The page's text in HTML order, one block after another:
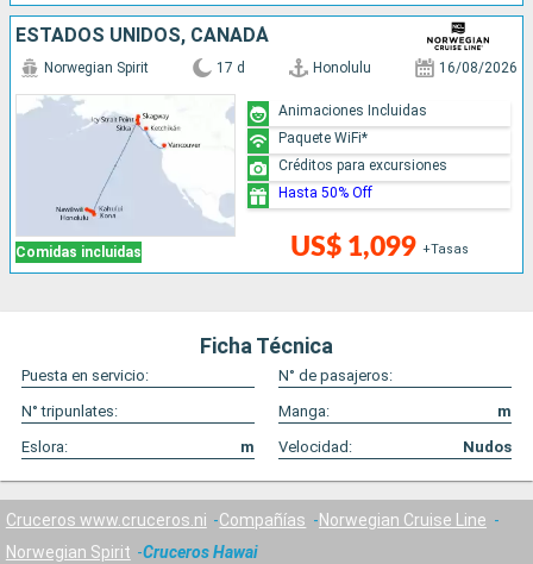
ESTADOS UNIDOS, CANADÁ
Comidas incluidas
Norwegian Spirit 17 d Honolulu 16/08/2026
US$ 1,099 +Tasas
Animaciones Incluidas
Paquete WiFi*
Créditos para excursiones
Hasta 50% Off
Ficha Técnica
Puesta en servicio:
N° de pasajeros:
N° tripunlates:
Manga:
m
Eslora:
m Velocidad: Nudos
Cruceros www.cruceros.ni Compañías
Norwegian Cruise Line
Norwegian Spirit
Cruceros Hawai